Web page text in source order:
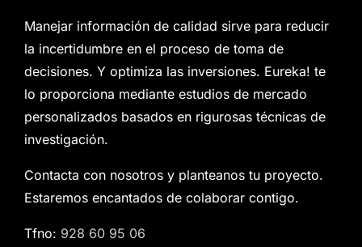
Manejar información de calidad sirve para reducir
la incertidumbre en el proceso de toma de
decisiones. Y optimiza las inversiones. Eureka! te
lo proporciona mediante estudios de mercado
personalizados basados en rigurosas técnicas de
investigación.
Contacta con nosotros y planteanos tu proyecto.
Estaremos encantados de colaborar contigo.
Tfno: 928 60 95 06